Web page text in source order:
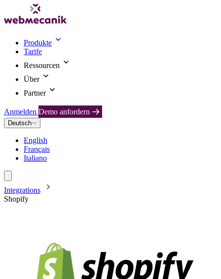
Produkte
Tarife
Ressourcen
Über
Partner
Anmelden Demo anfordern
Deutsch
English
Français
Italiano
Integrations
Shopify